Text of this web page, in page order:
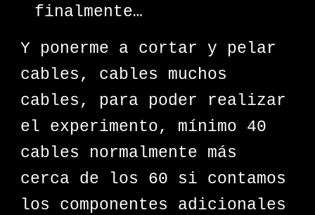
finalmente…
Y ponerme a cortar y pelar
cables, cables muchos
cables, para poder realizar
el experimento, mínimo 40
cables normalmente más
cerca de los 60 si contamos
los componentes adicionales